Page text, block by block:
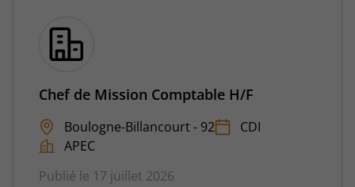
Chef de Mission Comptable H/F
Boulogne-Billancourt - 92
CDI
APEC
Publié le 17 juillet 2026